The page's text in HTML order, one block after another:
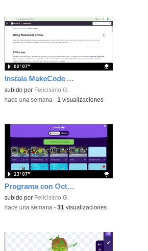
Instala MakeCode Arcade offline para programar grandes juegos sin necesidad de Internet
Contenido educativo.
subido por Felicisimo G.
02′ 07″
-hace una semana - 1 visualizaciones
Programa con OctoStudio, un juego de disparos contra Zombies con un cargador basado en el House of the dead
Contenido educativo.
subido por Felicisimo G.
13′ 07″
-hace una semana - 31 visualizaciones